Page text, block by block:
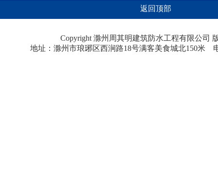
返回顶部
Copyright 滁州周其明建筑防水工程有限公
地址：滁州市琅琊区西涧路18号满客美食城北150米